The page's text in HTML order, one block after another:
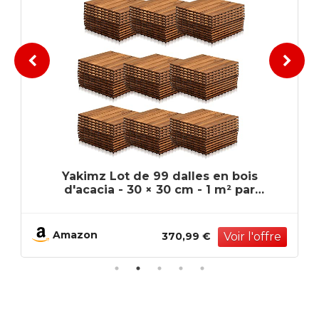
Lot de 99 dalles en bois
d'acacia - 30 × 30 cm - 1 m² par
de drainage et système de